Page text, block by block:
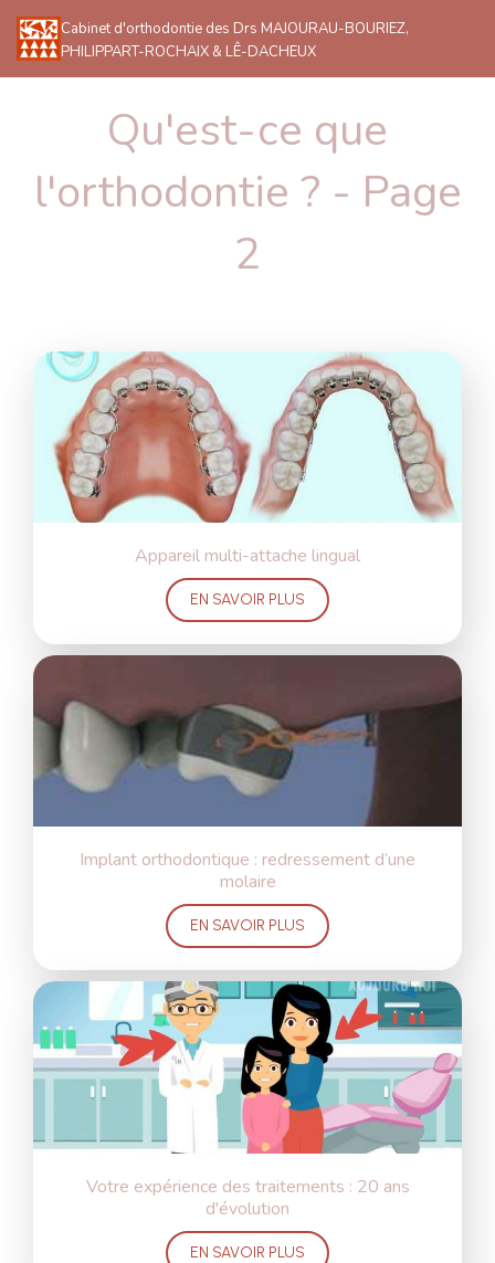
Cabinet d'orthodontie des Drs MAJOURAU-BOURIEZ,
PHILIPPART-ROCHAIX & LÊ-DACHEUX
Qu'est-ce que
l'orthodontie ? - Page
2
Appareil multi-attache lingual
EN SAVOIR PLUS
Implant orthodontique : redressement d’une
molaire
EN SAVOIR PLUS
Votre expérience des traitements : 20 ans
d'évolution
EN SAVOIR PLUS